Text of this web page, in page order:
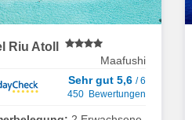
Riu Atoll
Maafushi
Sehr gut 5,6 / 6
450 Bewertungen